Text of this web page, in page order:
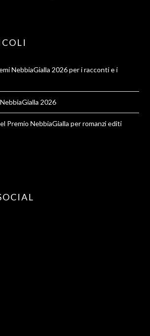
NebbiaGialla 2026 per i racconti e i
2026
Premio NebbiaGialla per romanzi editi